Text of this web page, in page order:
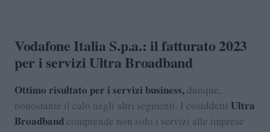
Vodafone Italia S.p.a.: il fatturato 2023
per i servizi Ultra Broadband
Ottimo risultato per i servizi business, dunque,
nonostante il calo negli altri segmenti. I cosiddetti Ultra
Broadband comprende non solo i servizi alle imprese